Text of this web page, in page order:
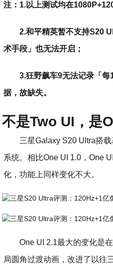
注：1.以上测试均在
2.和平精英暂不支持S20
术手段」也无法开启；
3.狂野飙车9无法记录「每
据，故缺失。
不是Two UI，是
三星Galaxy S20 Ultra搭载
系统。相比One UI 1.0，One
化，功能上同样变化不大。
One UI 2.1最大的变化是在
局圆角过渡动画，改进了以往